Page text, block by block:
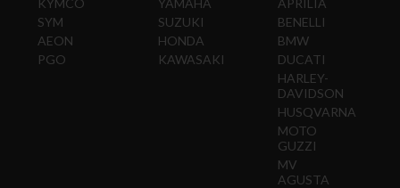
SYM
AEON
PGO
SUZUKI
HONDA
KAWASAKI
BENELLI
BMW
DUCATI
HARLEY-
DAVIDSON
HUSQVARNA
MOTO
GUZZI
MV
AGUSTA